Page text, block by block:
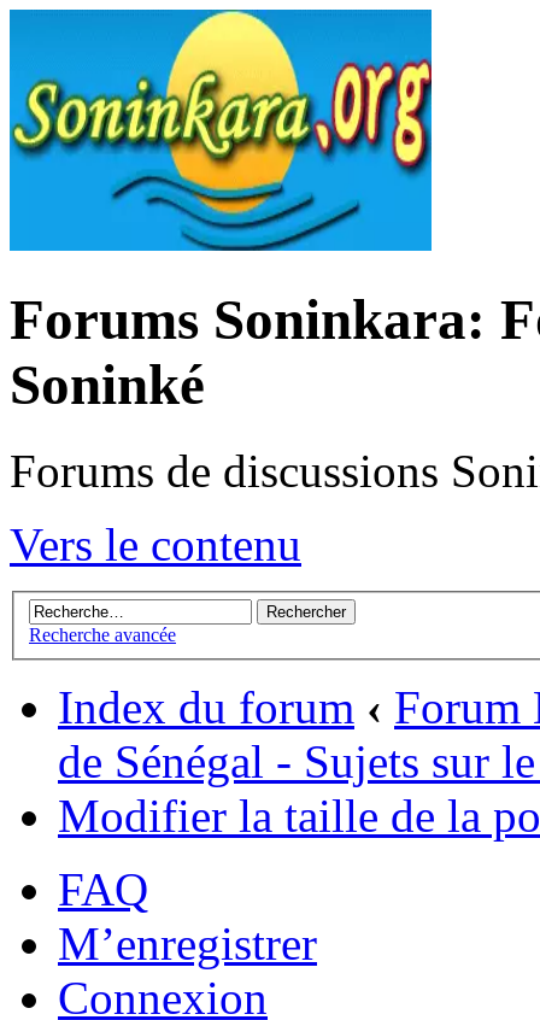
Forums Soninkara:
Soninké
Forums de discussions
Vers le contenu
Recherche avancée
Index du forum ‹ Forum
de Sénégal - Sujets sur
Modifier la taille de la
FAQ
M’enregistrer
Connexion